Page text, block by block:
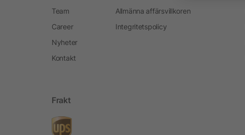
Team
Career
Nyheter
Kontakt
Allmänna affärsvillkoren
Integritetspolicy
Frakt